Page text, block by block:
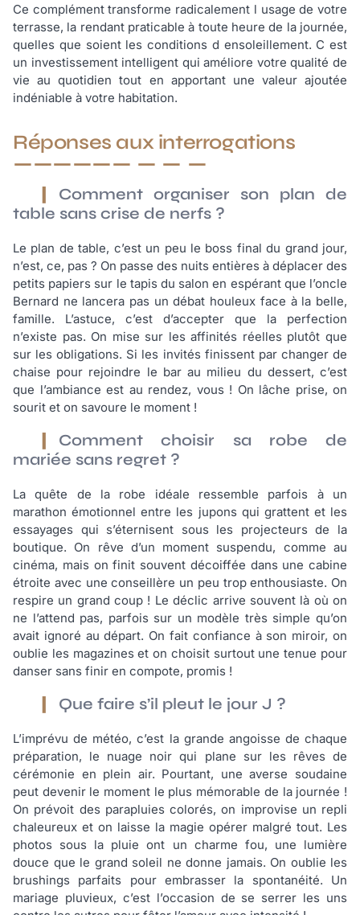
Ce complément transforme radicalement l usage de votre
terrasse, la rendant praticable à toute heure de la journée,
quelles que soient les conditions d ensoleillement. C est
un investissement intelligent qui améliore votre qualité de
vie au quotidien tout en apportant une valeur ajoutée
indéniable à votre habitation.
Réponses aux interrogations
Comment organiser son plan de
table sans crise de nerfs ?
Le plan de table, c’est un peu le boss final du grand jour,
n’est, ce, pas ? On passe des nuits entières à déplacer des
petits papiers sur le tapis du salon en espérant que l’oncle
Bernard ne lancera pas un débat houleux face à la belle,
famille. L’astuce, c’est d’accepter que la perfection
n’existe pas. On mise sur les affinités réelles plutôt que
sur les obligations. Si les invités finissent par changer de
chaise pour rejoindre le bar au milieu du dessert, c’est
que l’ambiance est au rendez, vous ! On lâche prise, on
sourit et on savoure le moment !
Comment choisir sa robe de
mariée sans regret ?
La quête de la robe idéale ressemble parfois à un
marathon émotionnel entre les jupons qui grattent et les
essayages qui s’éternisent sous les projecteurs de la
boutique. On rêve d’un moment suspendu, comme au
cinéma, mais on finit souvent décoiffée dans une cabine
étroite avec une conseillère un peu trop enthousiaste. On
respire un grand coup ! Le déclic arrive souvent là où on
ne l’attend pas, parfois sur un modèle très simple qu’on
avait ignoré au départ. On fait confiance à son miroir, on
oublie les magazines et on choisit surtout une tenue pour
danser sans finir en compote, promis !
Que faire s’il pleut le jour J ?
L’imprévu de météo, c’est la grande angoisse de chaque
préparation, le nuage noir qui plane sur les rêves de
cérémonie en plein air. Pourtant, une averse soudaine
peut devenir le moment le plus mémorable de la journée !
On prévoit des parapluies colorés, on improvise un repli
chaleureux et on laisse la magie opérer malgré tout. Les
photos sous la pluie ont un charme fou, une lumière
douce que le grand soleil ne donne jamais. On oublie les
brushings parfaits pour embrasser la spontanéité. Un
mariage pluvieux, c’est l’occasion de se serrer les uns